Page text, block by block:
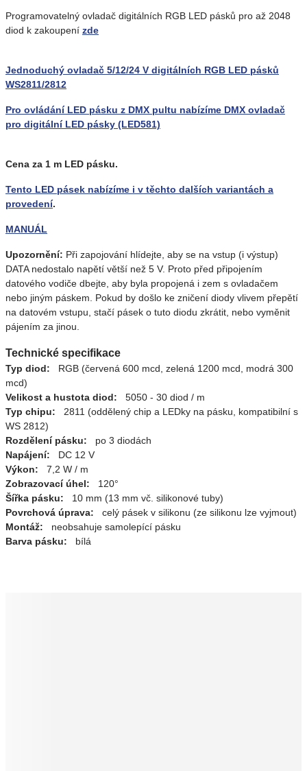
Programovatelný ovladač digitálních RGB LED pásků pro až 2048
diod k zakoupení zde
Jednoduchý ovladač 5/12/24 V digitálních RGB LED pásků
WS2811/2812
Pro ovládání LED pásku z DMX pultu nabízíme DMX ovladač
pro digitální LED pásky (LED581)
Cena za 1 m LED pásku.
Tento LED pásek nabízíme i v těchto dalších variantách a
provedení.
MANUÁL
Upozornění: Při zapojování hlídejte, aby se na vstup (i výstup)
DATA nedostalo napětí větší než 5 V. Proto před připojením
datového vodiče dbejte, aby byla propojená i zem s ovladačem
nebo jiným páskem. Pokud by došlo ke zničení diody vlivem přepětí
na datovém vstupu, stačí pásek o tuto diodu zkrátit, nebo vyměnit
pájením za jinou.
Technické specifikace
Typ diod: RGB (červená 600 mcd, zelená 1200 mcd, modrá 300
mcd)
Velikost a hustota diod: 5050 - 30 diod / m
Typ chipu: 2811 (oddělený chip a LEDky na pásku, kompatibilní s
WS 2812)
Rozdělení pásku: po 3 diodách
Napájení: DC 12 V
Výkon: 7,2 W / m
Zobrazovací úhel: 120°
Šířka pásku: 10 mm (13 mm vč. silikonové tuby)
Povrchová úprava: celý pásek v silikonu (ze silikonu lze vyjmout)
Montáž: neobsahuje samolepící pásku
Barva pásku: bílá